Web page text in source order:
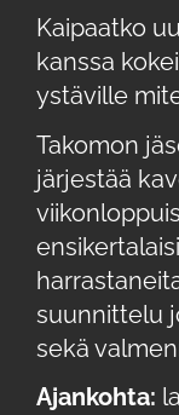
Kaipaatko
kanssa
ystäville
Takomon
järjestää
suunnittelu
sekä
Ajankohta: